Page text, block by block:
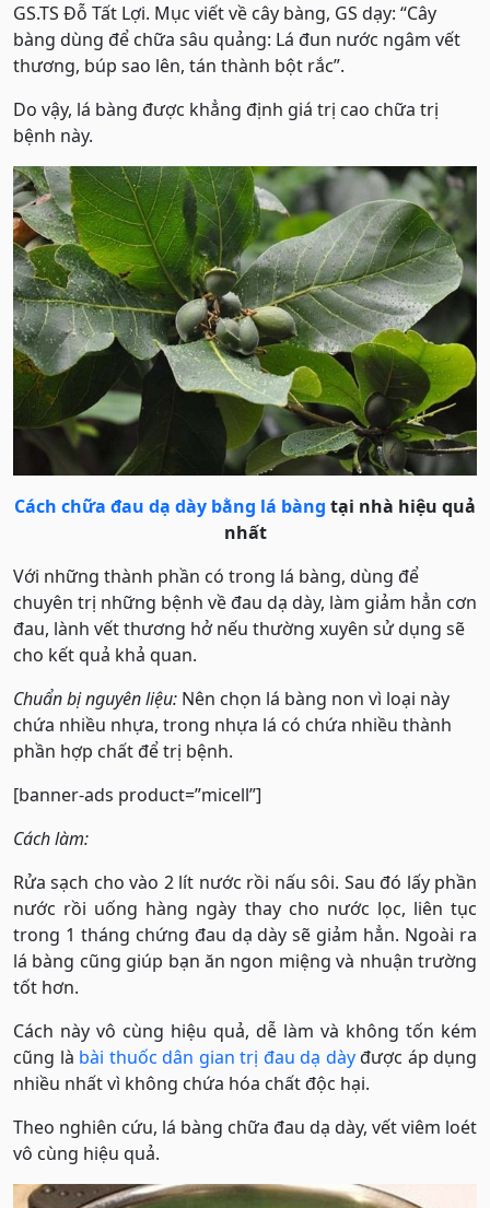
GS.TS Đỗ Tất Lợi. Mục viết về cây bàng, GS dạy: “Cây
bàng dùng để chữa sâu quảng: Lá đun nước ngâm vết
thương, búp sao lên, tán thành bột rắc”.
Do vậy, lá bàng được khẳng định giá trị cao chữa trị
bệnh này.
Cách chữa đau dạ dày bằng lá bàng tại nhà hiệu quả
nhất
Với những thành phần có trong lá bàng, dùng để
chuyên trị những bệnh về đau dạ dày, làm giảm hẳn cơn
đau, lành vết thương hở nếu thường xuyên sử dụng sẽ
cho kết quả khả quan.
Chuẩn bị nguyên liệu: Nên chọn lá bàng non vì loại này
chứa nhiều nhựa, trong nhựa lá có chứa nhiều thành
phần hợp chất để trị bệnh.
[banner-ads product=”micell”]
Cách làm:
Rửa sạch cho vào 2 lít nước rồi nấu sôi. Sau đó lấy phần
nước rồi uống hàng ngày thay cho nước lọc, liên tục
trong 1 tháng chứng đau dạ dày sẽ giảm hẳn. Ngoài ra
lá bàng cũng giúp bạn ăn ngon miệng và nhuận trường
tốt hơn.
Cách này vô cùng hiệu quả, dễ làm và không tốn kém
cũng là bài thuốc dân gian trị đau dạ dàyđược áp dụng
nhiều nhất vì không chứa hóa chất độc hại.
Theo nghiên cứu, lá bàng chữa đau dạ dày, vết viêm loét
vô cùng hiệu quả.